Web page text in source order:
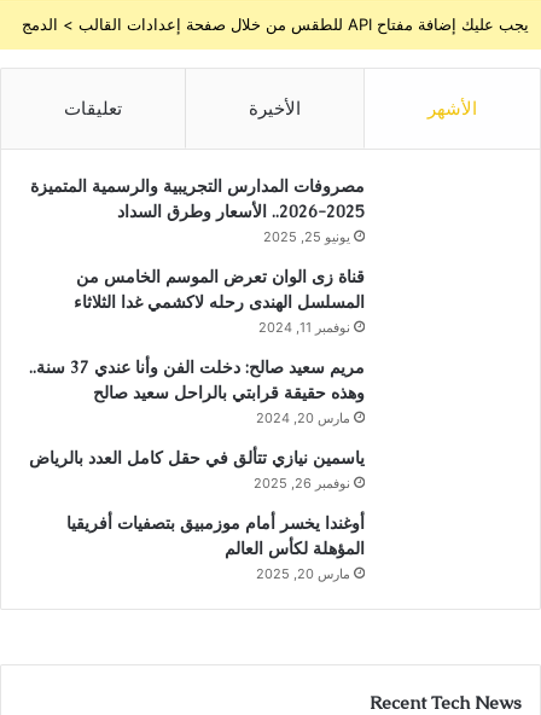
يجب عليك إضافة مفتاح API للطقس من خلال صفحة إعدادات القالب > الدمج
الأشهر الأخيرة تعليقات
مصروفات المدارس التجريبية والرسمية المتميزة
2025-2026.. الأسعار وطرق السداد
يونيو 25, 2025
قناة زى الوان تعرض الموسم الخامس من
المسلسل الهندى رحله لاكشمي غدا الثلاثاء
نوفمبر 11, 2024
مريم سعيد صالح: دخلت الفن وأنا عندي 37 سنة..
وهذه حقيقة قرابتي بالراحل سعيد صالح
مارس 20, 2024
ياسمين نيازي تتألق في حقل كامل العدد بالرياض
نوفمبر 26, 2025
أوغندا يخسر أمام موزمبيق بتصفيات أفريقيا
المؤهلة لكأس العالم
مارس 20, 2025
Recent Tech News